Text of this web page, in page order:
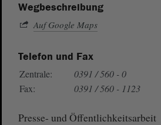
Wegbeschreibung
Auf Google Maps
Telefon und Fax
Zentrale:
0391 / 560 - 0
Fax:
0391 / 560 - 1123
Presse- und Öffentlichkeitsarbeit